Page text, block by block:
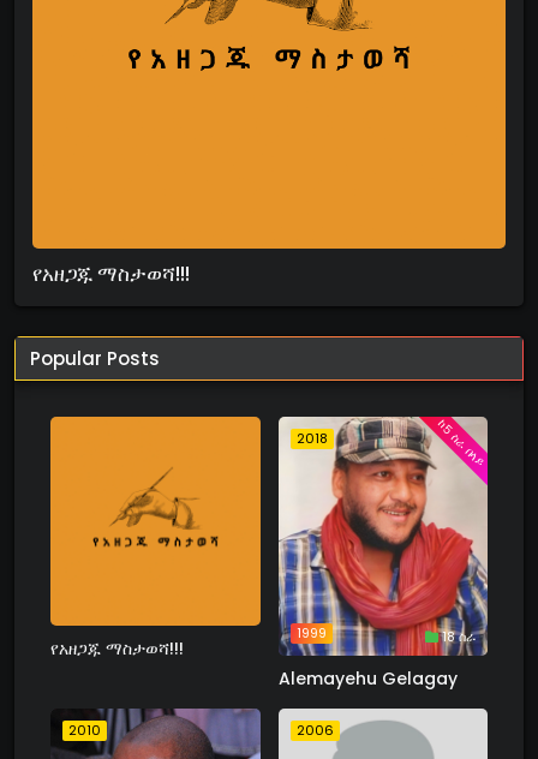
የአዘጋጁ ማስታወሻ!!!
Popular Posts
የአዘጋጁ ማስታወሻ!!!
2018
1999 18 ስራ
ከ5 ስራ በላይ
Alemayehu Gelagay
2010 2006